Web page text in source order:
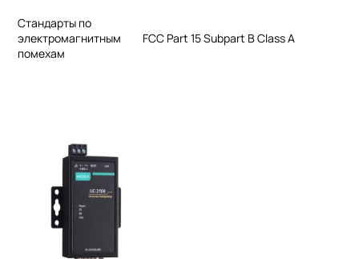
Стандарты по
электромагнитным
помехам
FCC Part 15 Subpart B Class A